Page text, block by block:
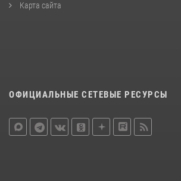
Карта сайта
ОФИЦИАЛЬНЫЕ СЕТЕВЫЕ РЕСУРСЫ